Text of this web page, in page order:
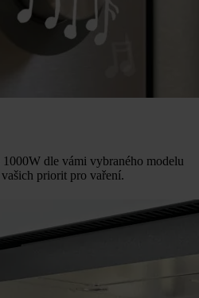
dle vámi vybraného modelu
priorit pro vaření.